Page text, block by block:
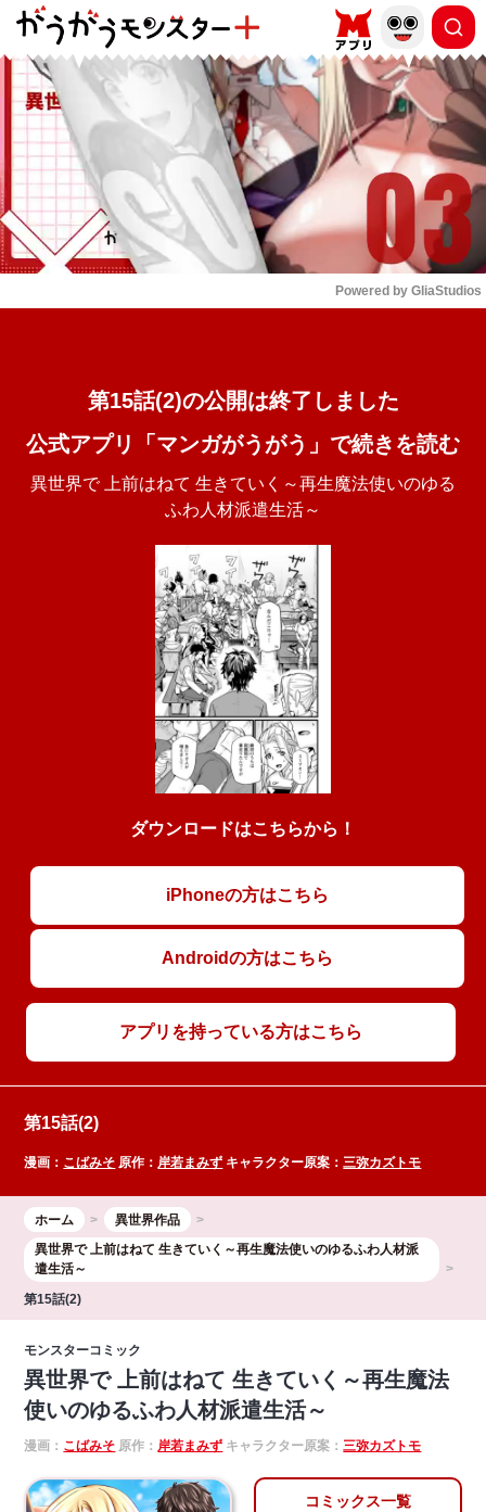
もっと読む
Powered by GliaStudios
第15話(2)の公開は終了しました
公式アプリ「マンガがうがう」で続きを読む
異世界で 上前はねて 生きていく～再生魔法使いのゆる
ふわ人材派遣生活～
ダウンロードはこちらから！
iPhoneの方はこちら
Androidの方はこちら
アプリを持っている方はこちら
第15話(2)
漫画： こばみそ 原作： 岸若まみず キャラクター原案：三弥カズトモ
ホーム
異世界作品
異世界で 上前はねて 生きていく～再生魔法使いのゆるふわ人材派
遣生活～
第15話(2)
モンスターコミック
異世界で 上前はねて 生きていく～再生魔法
使いのゆるふわ人材派遣生活～
漫画： こばみそ 原作： 岸若まみず キャラクター原案：三弥カズトモ
コミックス一覧